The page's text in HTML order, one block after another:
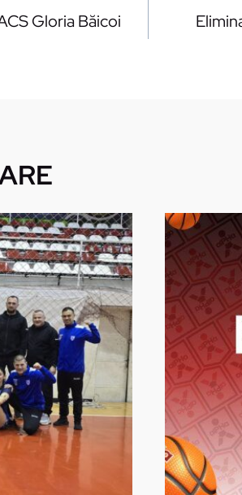
Gloria Băicoi